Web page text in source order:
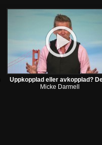
Uppkopplad eller avkopplad?
Micke Darmell